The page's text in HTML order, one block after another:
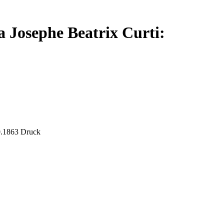
Josephe Beatrix Curti:
Druck